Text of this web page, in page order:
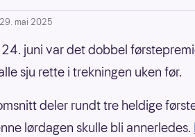
29. mai 2025
juni var det dobbel
sju rette i trekningen uken før.
deler rundt tre heldige
lørdagen skulle bli annerledes.